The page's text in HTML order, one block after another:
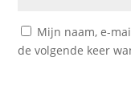
Mijn naam, e-
de volgende keer